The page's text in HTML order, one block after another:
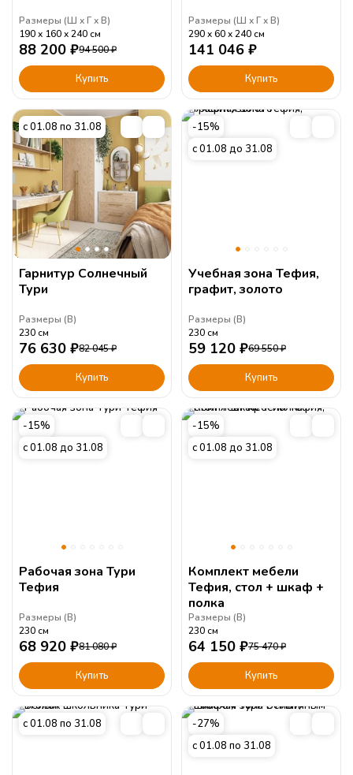
Размеры (Ш Г В)
190
160 240 см
88 200 ₽94 500₽
Купить
Размеры (Ш Г В)
290
60 240 см
141 046 ₽
Купить
с 01.08 по 31.08
Гарнитур Солнечный
Тури
Размеры (В)
230 см
76 630 ₽82 045₽
Купить
-15%
с 01.08 до 31.08
Учебная зона Тефия,
графит, золото
Размеры (В)
230 см
59 120 ₽69 550₽
Купить
-15%
с 01.08 до 31.08
Рабочая зона Тури
Тефия
Размеры (В)
230 см
68 920 ₽81 080₽
Купить
-15%
с 01.08 до 31.08
Комплект мебели
Тефия, стол + шкаф +
полка
Размеры (В)
230 см
64 150 ₽75 470₽
Купить
с 01.08 по 31.08
-27%
с 01.08 по 31.08